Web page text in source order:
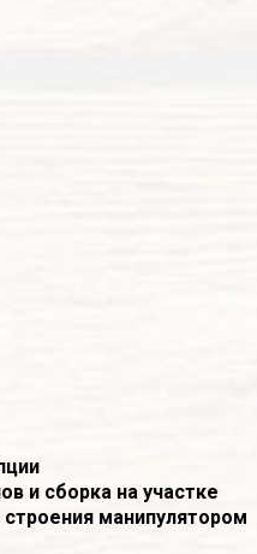
и сборка на участке
манипулятором